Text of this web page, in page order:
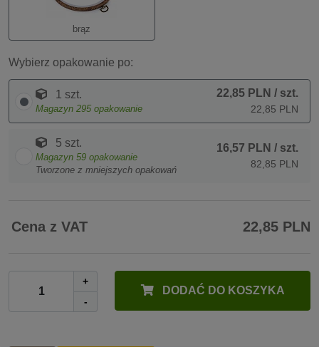
brąz
Wybierz opakowanie po:
1 szt.
Magazyn 295 opakowanie
22,85 PLN / szt.
22,85 PLN
5 szt.
Magazyn 59 opakowanie
Tworzone z mniejszych opakowań
16,57 PLN / szt.
82,85 PLN
Cena z VAT 22,85 PLN
+
-
DODAĆ DO KOSZYKA